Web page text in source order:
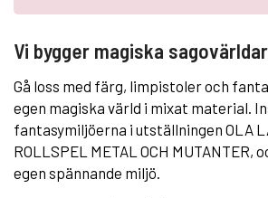
Vi bygger magiska
Gå loss med färg, limpistoler och
egen magiska värld i mixat material.
fantasymiljöerna i utställningen OLA
ROLLSPEL METAL OCH MUTANTER,
egen spännande miljö.